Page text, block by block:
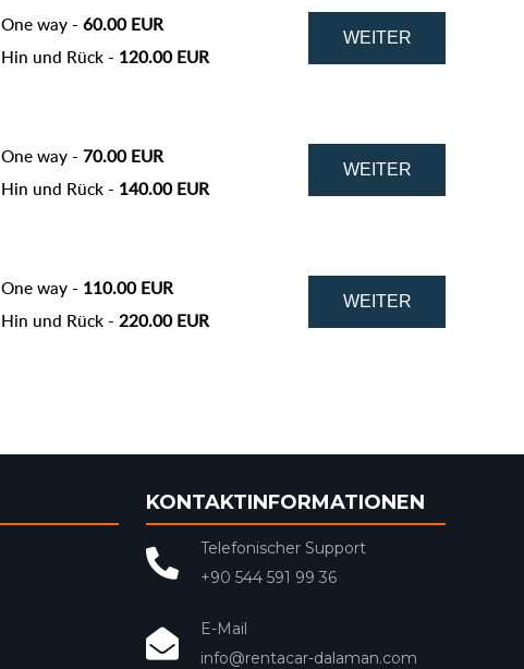
One way - 60.00 EUR
Hin und Rück - 120.00 EUR
One way - 70.00 EUR
Hin und Rück - 140.00 EUR
One way - 110.00 EUR
Hin und Rück - 220.00 EUR
KONTAKTINFORMATIONEN
Telefonischer Support
+90 544 591 99 36
E-Mail
info@rentacar-dalaman.com